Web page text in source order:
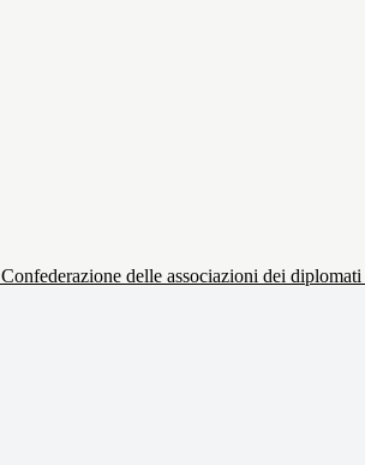
Confederazione delle associazioni dei